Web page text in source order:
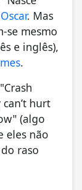
. Mas
se mesmo
e inglês),
.
hurt
(algo
eles não
raso